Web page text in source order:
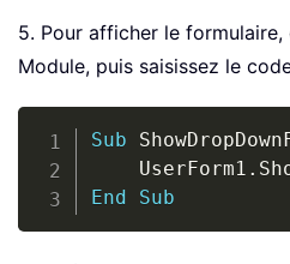
5. Pour afficher le
Module, puis saisissez le
Sub
    UserForm1
.
End
Sub